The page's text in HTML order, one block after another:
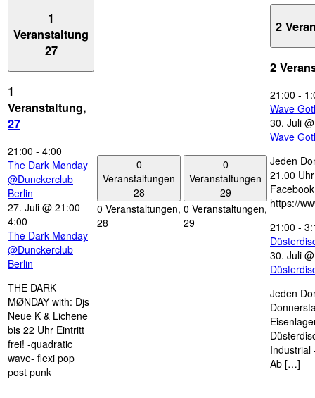
1
Veranstaltung
27
1
Veranstaltung,
27
21:00 - 4:00
The Dark Mønday
@Dunckerclub
Berlin
27. Juli @ 21:00 -
4:00
The Dark Mønday
@Dunckerclub
Berlin
THE DARK
MØNDAY with: Djs
Neue K & Lichene
bis 22 Uhr Eintritt
frei! -quadratic
wave- flexi pop
post punk
0
Veranstaltungen
28
0 Veranstaltungen,
28
0
Veranstaltungen
29
0 Veranstaltungen,
29
2
2
21:00 -
Wave
30. Juli
Wave
Jeden
21.00
https://
21:00 -
30. Juli
Jeden
Industrial
Ab […]